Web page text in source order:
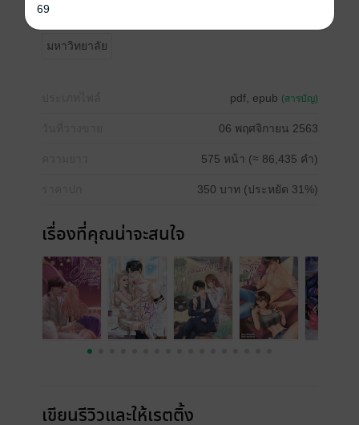
รักวัยรุ่น
มหาวิทยาลัย
pdf, epub (สารบัญ)
06 พฤศจิกายน 2563
575 หน้า (≈ 86,435 คำ)
350 บาท (ประหยัด 31%)
เรื่องที่คุณน่าจะสนใจ
เขียนรีวิวและให้เรตติ้ง
69